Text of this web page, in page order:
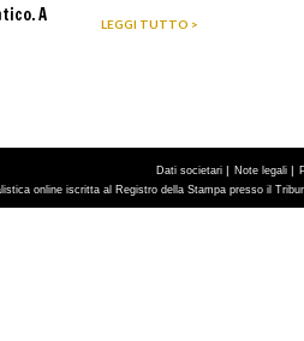
A
LEGGI TUTTO >
Dati societari | Note legali |
online iscritta al Registro della Stampa presso il